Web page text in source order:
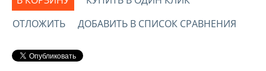
ОТЛОЖИТЬ
ДОБАВИТЬ В СПИСОК СРАВНЕНИЯ